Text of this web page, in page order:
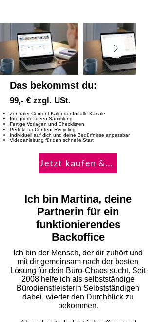
Das bekommst du:
99,- € zzgl. USt.
Zentraler Content-Kalender für alle Kanäle
Integrierte Ideen-Sammlung
Fertige Vorlagen und Checklisten
Perfekt für Content-Recycling
Individuell auf dich und deine Bedürfnisse anpassbar
Videoanleitung für den schnelle Start
Jetzt kaufen & starten!
Ich bin Martina, deine
Partnerin für ein
funktionierendes
Backoffice
Ich bin der Mensch, der dir zuhört und
mit dir gemeinsam nach der besten
Lösung für dein Büro-Chaos sucht. Seit
2008 helfe ich als selbstständige
Bürodienstleisterin Selbstständigen
dabei, wieder den Durchblick zu
bekommen.